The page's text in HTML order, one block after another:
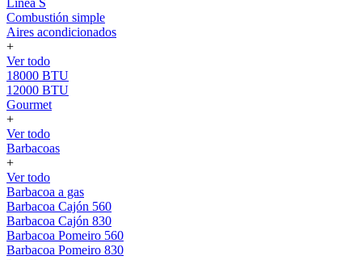
Línea S
Combustión simple
Aires acondicionados
+
Ver todo
18000 BTU
12000 BTU
Gourmet
+
Ver todo
Barbacoas
+
Ver todo
Barbacoa a gas
Barbacoa Cajón 560
Barbacoa Cajón 830
Barbacoa Pomeiro 560
Barbacoa Pomeiro 830